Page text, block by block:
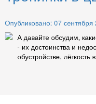
Опубликовано: 07 сентября
А давайте обсудим,
- их достоинства и
обустройстве, лёгкость